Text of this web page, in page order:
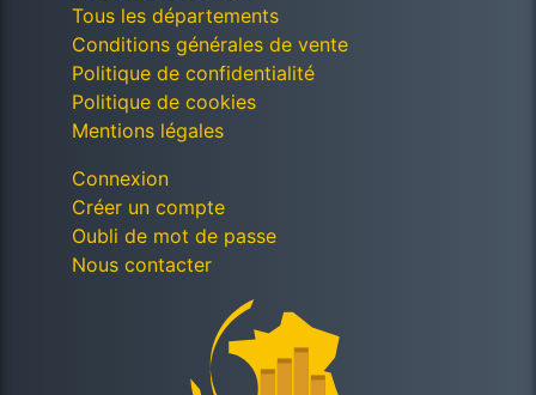
Tous les départements
Conditions générales de vente
Politique de confidentialité
Politique de cookies
Mentions légales
Connexion
Créer un compte
Oubli de mot de passe
Nous contacter